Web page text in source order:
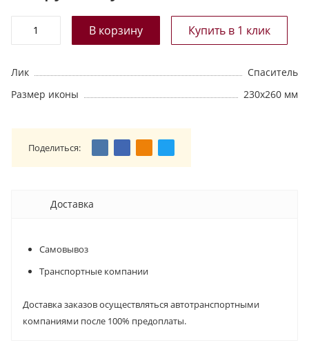
Лик
Спаситель
Размер иконы
230х260 мм
Поделиться:
Доставка
Самовывоз
Транспортные компании
Доставка заказов осуществляться автотранспортными
компаниями после 100% предоплаты.